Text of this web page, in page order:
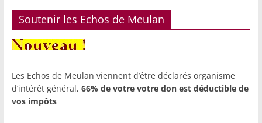
Soutenir les Echos de Meulan
Les Echos de Meulan viennent d’être déclarés organisme
d’intérêt général, 66% de votre votre don est déductible de
vos impôts